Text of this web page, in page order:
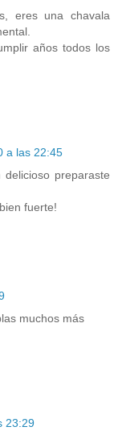
eres una chavala
años todos los
a las 22:45
preparaste
fuerte!
muchos más
23:29